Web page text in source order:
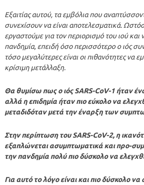
Εξαιτίας αυτού, τα εμβόλια που
συνεχίσουν να είναι αποτελεσματικά.
εργαστούμε για τον περιορισμό του ιού και
πανδημία, επειδή όσο περισσότερο ο ιός
τόσο μεγαλύτερες είναι οι πιθανότητες να
κρίσιμη μετάλλαξη.
Θα θυμίσω πως ο ιός SARS-CoV-1 ήταν
αλλά η επιδημία ήταν πιο εύκολο να
μεταδιδόταν μετά την έναρξη των
Στην περίπτωση του SARS-CoV-2, η
εξαπλώνεται ασυμπτωματικά και προ-
την πανδημία πολύ πιο δύσκολο να
Για αυτό το λόγο είναι και πιο δύσκολο